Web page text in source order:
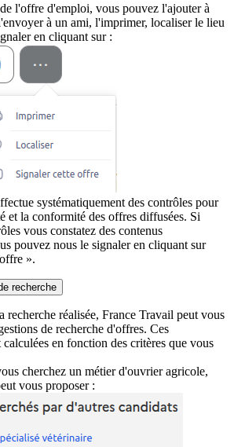
l'offre d'emploi, vous pouvez l'ajouter à
à un ami, l'imprimer, localiser le lieu
en cliquant sur :
systématiquement des contrôles pour
et la conformité des offres diffusées. Si
vous constatez des contenus
pouvez nous le signaler en cliquant sur
».
recherche
recherche réalisée, France Travail peut vous
de recherche d'offres. Ces
calculées en fonction des critères que vous
cherchez un métier d'ouvrier agricole,
vous proposer :